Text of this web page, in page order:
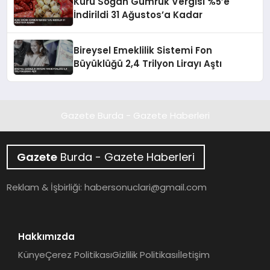
İndirildi 31 Ağustos’a Kadar
Bireysel Emeklilik Sistemi Fon
Büyüklüğü 2,4 Trilyon Lirayı Aştı
Gazete Burda - Gazete Haberleri
Gazete Burda - Gazete Haberleri
Reklam & İşbirliği:habersonuclari@gmail.com
Hakkımızda
KünyeÇerez PolitikasıGizlilik Politikasıİletişim